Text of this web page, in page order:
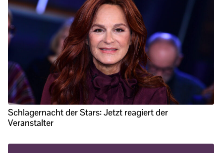
Schlagernacht der Stars: Jetzt reagiert der
Veranstalter